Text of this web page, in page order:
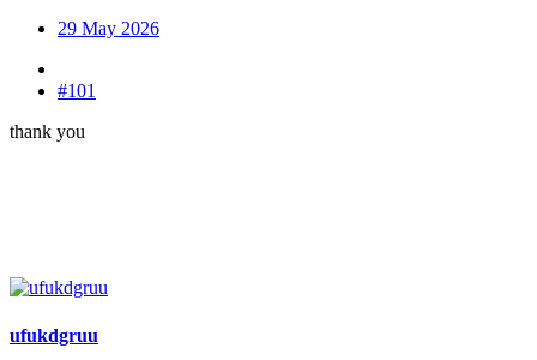
29 May 2026
#101
thank you
ufukdgruu